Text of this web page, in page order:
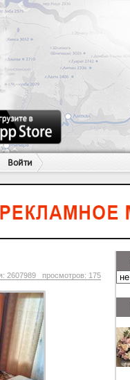
Войти
2607989 просмотров: 175